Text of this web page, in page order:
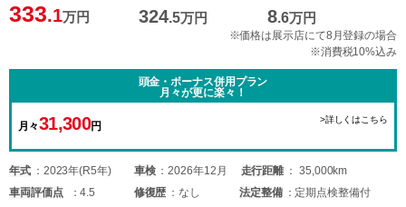
333.1万円 324.5万円 8.6万円
※価格は展示店にて8月登録の場合
※消費税10%込み
頭金・ボーナス併用プラン
月々が更に楽々！
月々31,300円
>詳しくはこちら
年式 2023年(R5年) 車検 2026年12月 走行距離
35,000km
車両評価点 4.5 修復歴 なし 法定整備
定期点検整備付